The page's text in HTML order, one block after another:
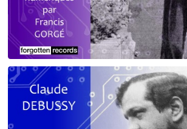
Debussy - Schmitt - Ravel
orchestrations numériques par Francis